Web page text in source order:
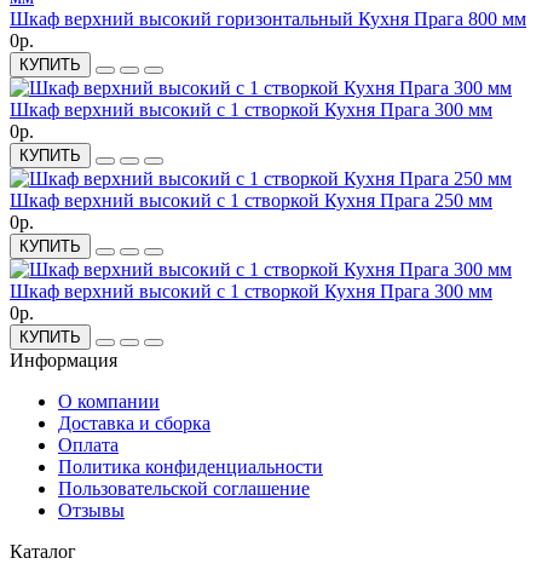
Шкаф верхний высокий горизонтальный Кухня Прага 800 мм
0р.
КУПИТЬ
Шкаф верхний высокий с 1 створкой Кухня Прага 300 мм
0р.
КУПИТЬ
Шкаф верхний высокий с 1 створкой Кухня Прага 250 мм
0р.
КУПИТЬ
Шкаф верхний высокий с 1 створкой Кухня Прага 300 мм
0р.
КУПИТЬ
Информация
О компании
Доставка и сборка
Оплата
Политика конфиденциальности
Пользовательской соглашение
Отзывы
Каталог